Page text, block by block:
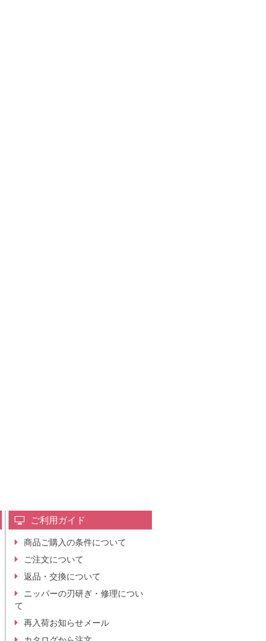
ご利用ガイド
商品ご購入の条件について
ご注文について
返品・交換について
ニッパーの刃研ぎ・修理につい
て
再入荷お知らせメール